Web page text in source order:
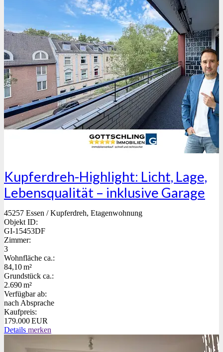
Kupferdreh-Highlight: Licht, Lage,
Lebensqualität – inklusive Garage
45257 Essen / Kupferdreh, Etagenwohnung
Objekt ID:
GI-15453DF
Zimmer:
3
Wohnfläche ca.:
84,10 m²
Grund­stück ca.:
2.690 m²
Verfügbar ab:
nach Absprache
Kaufpreis:
179.000 EUR
Details merken